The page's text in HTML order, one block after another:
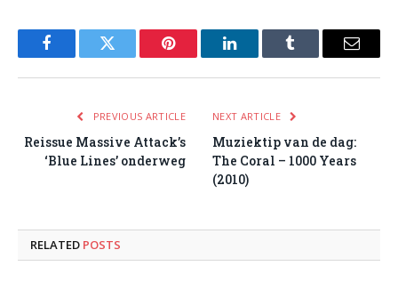
FacebookTwitter Pinterest LinkedInTumblr Email
PREVIOUS ARTICLE
Reissue Massive Attack’s
‘Blue Lines’ onderweg
NEXT ARTICLE
Muziektip van de dag:
The Coral – 1000 Years
(2010)
RELATED POSTS